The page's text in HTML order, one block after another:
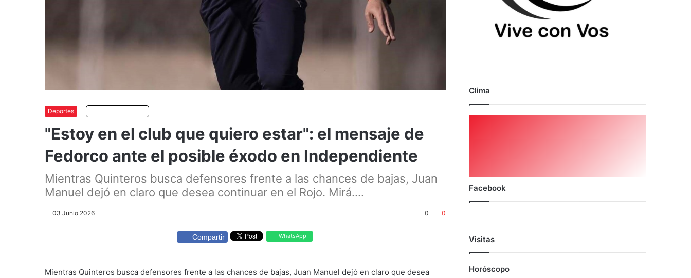
Deportes
"Estoy en el club que quiero estar": el mensaje de
Fedorco ante el posible éxodo en Independiente
Mientras Quinteros busca defensores frente a las chances de bajas, Juan
Manuel dejó en claro que desea continuar en el Rojo. Mirá....
03 Junio 2026 0 0
Compartir WhatsApp
Mientras Quinteros busca defensores frente a las chances de bajas, Juan Manuel dejó en claro que desea
Clima
Facebook
Visitas
Horóscopo